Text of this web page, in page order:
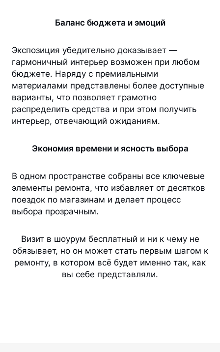
Баланс бюджета и эмоций
Экспозиция убедительно доказывает —
гармоничный интерьер возможен при любом
бюджете. Наряду с премиальными
материалами представлены более доступные
варианты, что позволяет грамотно
распределить средства и при этом получить
интерьер, отвечающий ожиданиям.
Экономия времени и ясность выбора
В одном пространстве собраны все ключевые
элементы ремонта, что избавляет от десятков
поездок по магазинам и делает процесс
выбора прозрачным.
Визит в шоурум бесплатный и ни к чему не
обязывает, но он может стать первым шагом к
ремонту, в котором всё будет именно так, как
вы себе представляли.